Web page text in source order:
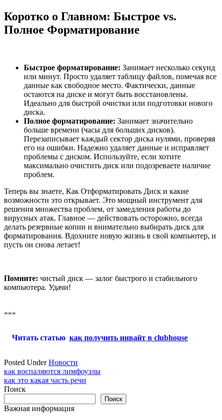
Коротко о Главном: Быстрое vs.
Полное Форматирование
Быстрое форматирование: Занимает несколько секунд
или минут. Просто удаляет таблицу файлов, помечая все
данные как свободное место. Фактически, данные
остаются на диске и могут быть восстановлены.
Идеально для быстрой очистки или подготовки нового
диска.
Полное форматирование: Занимает значительно
больше времени (часы для больших дисков).
Перезаписывает каждый сектор диска нулями, проверяя
его на ошибки. Надежно удаляет данные и исправляет
проблемы с диском. Используйте, если хотите
максимально очистить диск или подозреваете наличие
проблем.
Теперь вы знаете, Как Отформатировать Диск и какие
возможности это открывает. Это мощный инструмент для
решения множества проблем, от замедления работы до
вирусных атак. Главное — действовать осторожно, всегда
делать резервные копии и внимательно выбирать диск для
форматирования. Вдохните новую жизнь в свой компьютер, и
пусть он снова летает!
Помните: чистый диск — залог быстрого и стабильного
компьютера. Удачи!
«»»
Читать статью как получить инвайт в clubhouse
Posted UnderНовости
Навигация
по
как воспаляются лимфоузлы
как это какая часть речи
Поиск
Поиск
Важная информация